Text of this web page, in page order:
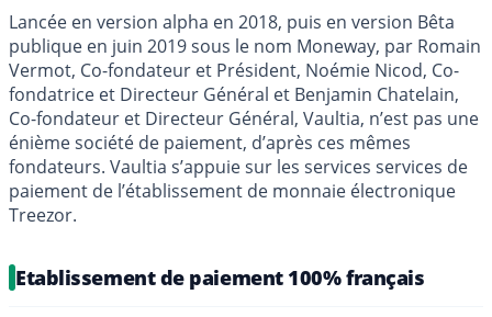
Lancée en version alpha en 2018, puis en version Bêta
publique en juin 2019 sous le nom Moneway, par Romain
Vermot, Co-fondateur et Président, Noémie Nicod, Co-
fondatrice et Directeur Général et Benjamin Chatelain,
Co-fondateur et Directeur Général, Vaultia, n’est pas une
énième société de paiement, d’après ces mêmes
fondateurs. Vaultia s’appuie sur les services services de
paiement de l’établissement de monnaie électronique
Treezor.
Etablissement de paiement 100% français